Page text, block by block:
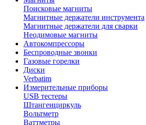
Поисковые магниты
Магнитные держатели инструмента
Магнитные держатели для сварки
Неодимовые магниты
Автокомпрессоры
Беспроводные звонки
Газовые горелки
Диски
Verbatim
Измерительные приборы
USB тестеры
Штангенциркуль
Вольтметр
Ваттметры